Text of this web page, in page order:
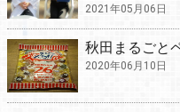
2021年05月06日
秋田まるごと
2020年06月10日